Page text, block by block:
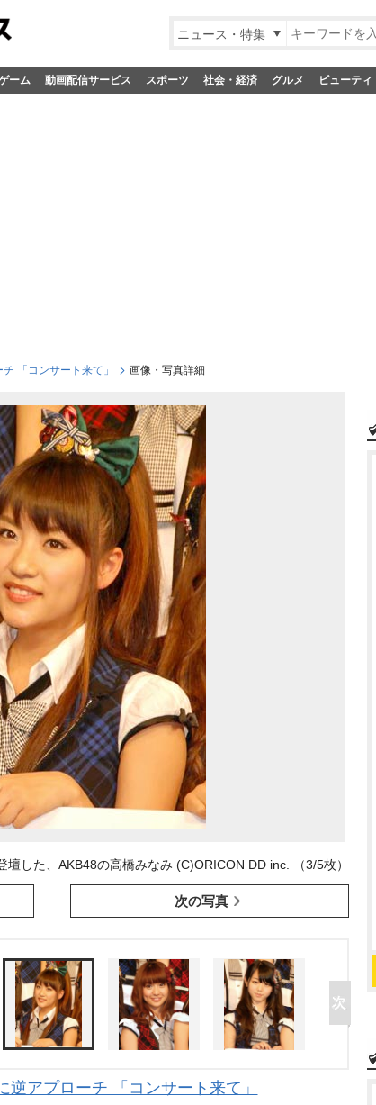
ニュース・特集
ーム 動画配信サービス スポーツ 社会・経済 グルメ ビューティ
「コンサート来て」 画像・写真詳細
壇した、AKB48の高橋みなみ (C)ORICON DD inc. （3/5枚）
次の写真
逆アプローチ 「コンサート来て」